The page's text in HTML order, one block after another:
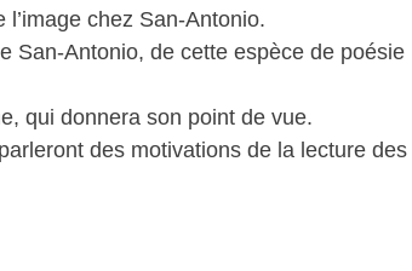
chez San-Antonio.
San-Antonio, de cette espèce de poésie
qui donnera son point de vue.
des motivations de la lecture des